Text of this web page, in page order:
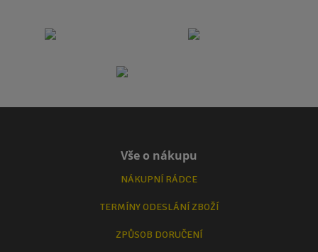
Vše o nákupu
NÁKUPNÍ RÁDCE
TERMÍNY ODESLÁNÍ ZBOŽÍ
ZPŮSOB DORUČENÍ